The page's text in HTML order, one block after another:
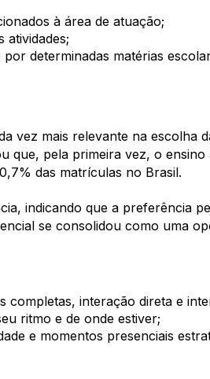
à área de atuação;
atividades;
determinadas matérias
vez mais relevante na escolha
que, pela primeira vez, o ensino
das matrículas no Brasil.
indicando que a preferência
se consolidou como uma
completas, interação direta e
ritmo e de onde estiver;
e momentos presenciais